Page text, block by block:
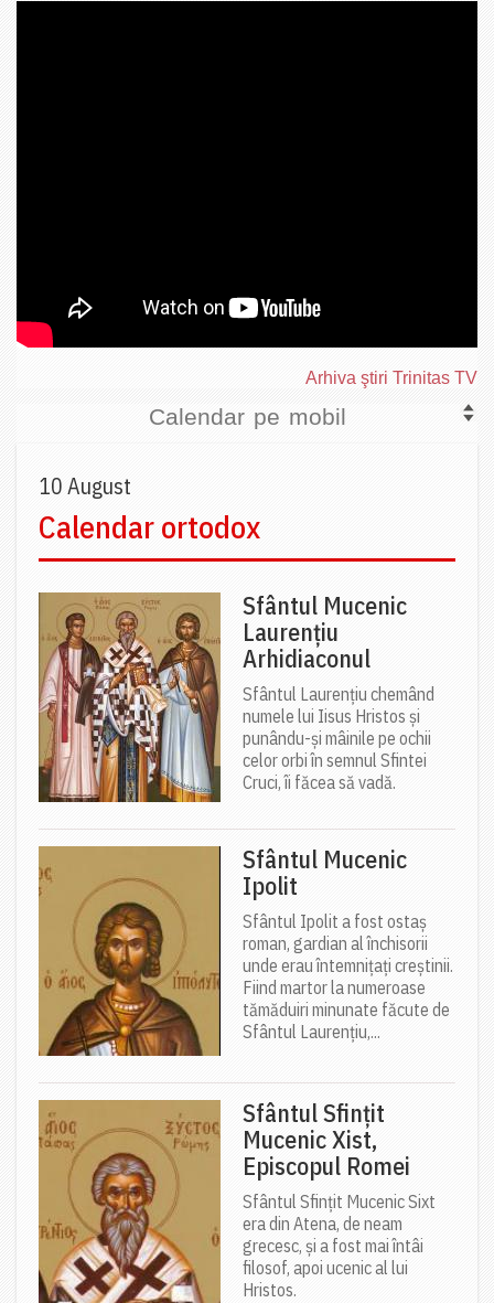
Arhiva ştiri Trinitas TV
Calendar pe mobil
10 August
Calendar ortodox
Sfântul Mucenic
Laurențiu
Arhidiaconul
Sfântul Laurențiu chemând
numele lui Iisus Hristos și
punându-și mâinile pe ochii
celor orbi în semnul Sfintei
Cruci, îi făcea să vadă.
Sfântul Mucenic
Ipolit
Sfântul Ipolit a fost ostaș
roman, gardian al închisorii
unde erau întemnițați creștinii.
Fiind martor la numeroase
tămăduiri minunate făcute de
Sfântul Laurențiu,...
Sfântul Sfințit
Mucenic Xist,
Episcopul Romei
Sfântul Sfințit Mucenic Sixt
era din Atena, de neam
grecesc, și a fost mai întâi
filosof, apoi ucenic al lui
Hristos.